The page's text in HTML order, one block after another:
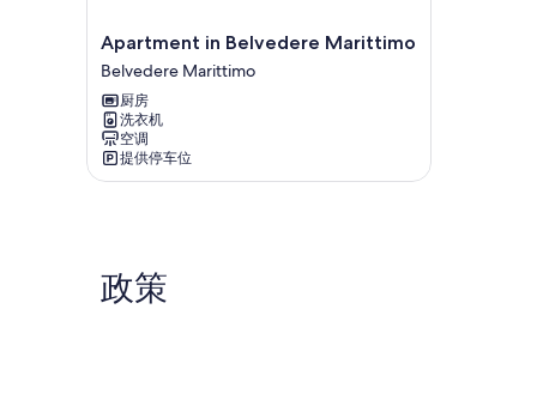
Apartment
in
Belvedere
Marittimo
Belvedere
Marittimo
Apartment in Belvedere Marittimo
Belvedere Marittimo
厨房
洗衣机
空调
提供停车位
政策